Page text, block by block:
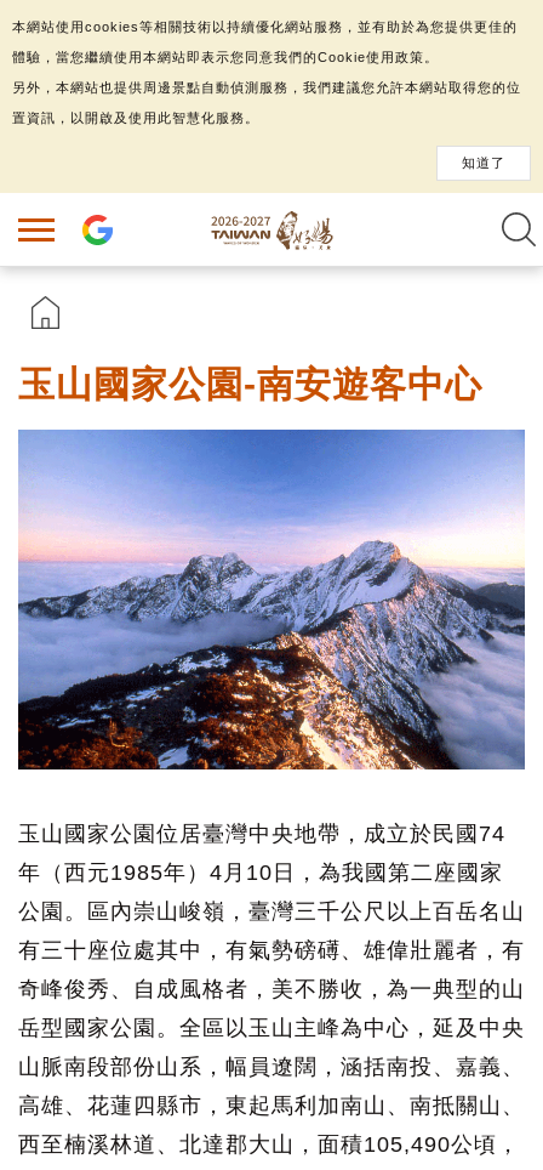
玉山國家公園-南安遊客中心
玉山國家公園位居臺灣中央地帶，成立於民國74
年（西元1985年）4月10日，為我國第二座國家
公園。區內崇山峻嶺，臺灣三千公尺以上百岳名山
有三十座位處其中，有氣勢磅礡、雄偉壯麗者，有
奇峰俊秀、自成風格者，美不勝收，為一典型的山
岳型國家公園。全區以玉山主峰為中心，延及中央
山脈南段部份山系，幅員遼闊，涵括南投、嘉義、
高雄、花蓮四縣市，東起馬利加南山、南抵關山、
西至楠溪林道、北達郡大山，面積105,490公頃，
本網站使用cookies等相關技術以持續優化網站服務，並有助於為您提供更佳的
體驗，當您繼續使用本網站即表示您同意我們的Cookie使用政策。
另外，本網站也提供周邊景點自動偵測服務，我們建議您允許本網站取得您的位
置資訊，以開啟及使用此智慧化服務。
知道了